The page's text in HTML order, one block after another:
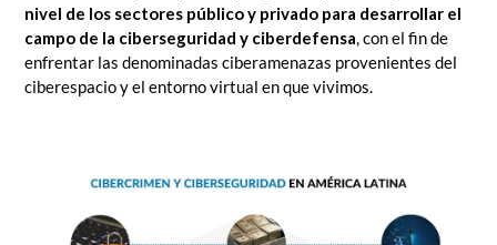
nivel de los sectores público y privado para desarrollar el
campo de la ciberseguridad y ciberdefensa , con el fin de
enfrentar las denominadas ciberamenazas provenientes del
ciberespacio y el entorno virtual en que vivimos.